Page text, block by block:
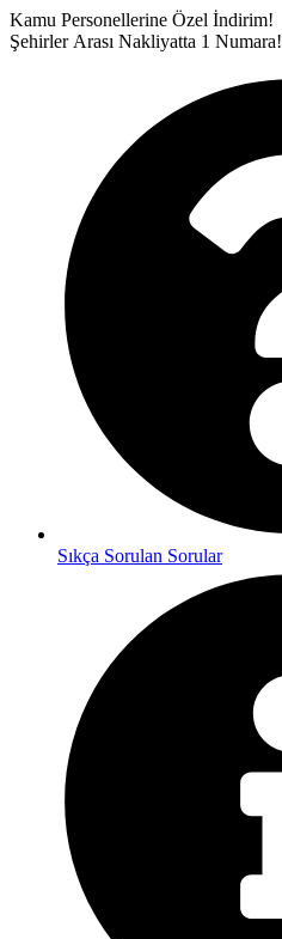
İçeriğe
atla
Kamu Personellerine Özel İndirim!
Şehirler Arası Nakliyatta 1 Numara!
Sıkça Sorulan Sorular